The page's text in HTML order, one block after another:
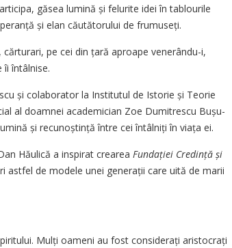
găsea lumină și felurite idei în tablourile
și elan căutătorului de frumuseți.
pe cei din țară aproape venerându-i,
întâlnise.
și colaborator la Institutul de Istorie și Teorie
al doamnei academician Zoe Dumitrescu Bușu­
și recunoștință între cei întâlniți în viața ei.
Hăulică a inspirat crearea Fundației Credință și
astfel de modele unei generații care uită de marii
Mulți oameni au fost consi­derați aristocrați